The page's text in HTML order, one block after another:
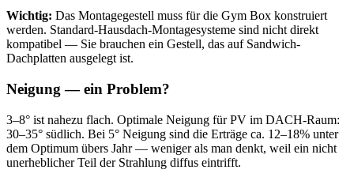
Wichtig: Das Montagegestell muss für die Gym Box konstruiert
werden. Standard-Hausdach-Montagesysteme sind nicht direkt
kompatibel — Sie brauchen ein Gestell, das auf Sandwich-
Dachplatten ausgelegt ist.
Neigung — ein Problem?
3–8° ist nahezu flach. Optimale Neigung für PV im DACH-Raum:
30–35° südlich. Bei 5° Neigung sind die Erträge ca. 12–18% unter
dem Optimum übers Jahr — weniger als man denkt, weil ein nicht
unerheblicher Teil der Strahlung diffus eintrifft.